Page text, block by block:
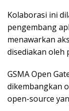
Kolaborasi ini
pengembang
menawarkan
disediakan oleh
GSMA Open
dikembangkan
open-source